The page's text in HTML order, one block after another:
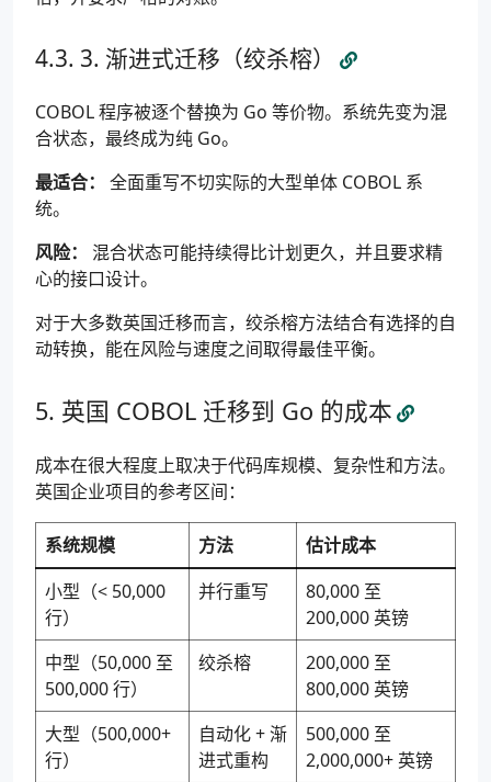
3. 渐进式迁移（绞杀榕）
COBOL 程序被逐个替换为 Go 等价物。系统先变为混
合状态，最终成为纯 Go。
最适合：
全面重写不切实际的大型单体 COBOL 系
统。
风险：
混合状态可能持续得比计划更久，并且要求精
心的接口设计。
对于大多数英国迁移而言，绞杀榕方法结合有选择的自
动转换，能在风险与速度之间取得最佳平衡。
英国 COBOL 迁移到 Go 的成本
成本在很大程度上取决于代码库规模、复杂性和方法。
英国企业项目的参考区间：
系统规模 方法
估计成本
小型（< 50,000
行）
并行重写
80,000 至
200,000 英镑
中型（50,000 至
500,000 行）
绞杀榕
200,000 至
800,000 英镑
大型（500,000+
行）
自动化 + 渐
进式重构
500,000 至
2,000,000+ 英镑